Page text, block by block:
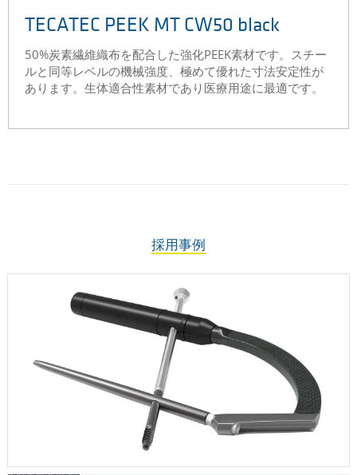
TECATEC PEEK MT CW50 black
50%炭素繊維織布を配合した強化PEEK素材です。スチー
ルと同等レベルの機械強度、極めて優れた寸法安定性が
あります。生体適合性素材であり医療用途に最適です。
採用事例